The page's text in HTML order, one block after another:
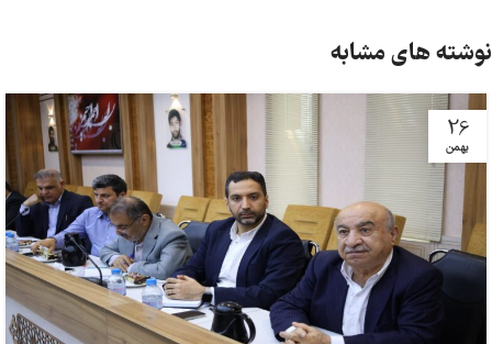
نوشته های مشابه
26
بهمن